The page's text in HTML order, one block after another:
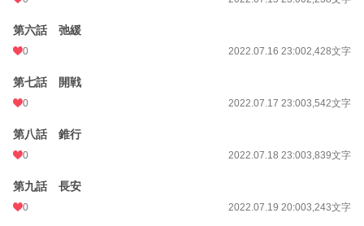
第六話 弛緩
0 2022.07.16 23:002,428文字
第七話 開戦
0 2022.07.17 23:003,542文字
第八話 錐行
0 2022.07.18 23:003,839文字
第九話 長安
0 2022.07.19 20:003,243文字